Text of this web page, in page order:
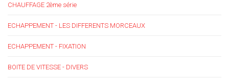
CHAUFFAGE 2ème série
ECHAPPEMENT - LES DIFFERENTS MORCEAUX
ECHAPPEMENT - FIXATION
BOITE DE VITESSE - DIVERS